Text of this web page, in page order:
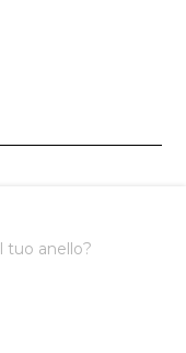
tuo anello?